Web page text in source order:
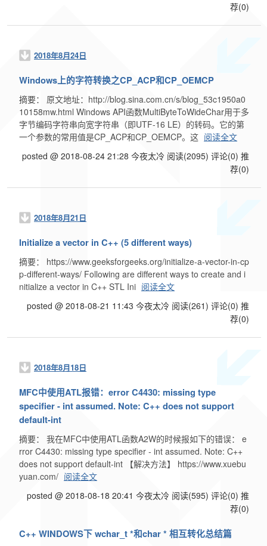
荐(0)
2018年8月24日
Windows上的字符转换之CP_ACP和CP_OEMCP
摘要： 原文地址：http://blog.sina.com.cn/s/blog_53c1950a0
10158mw.html Windows API函数MultiByteToWideChar用于多
字节编码字符串向宽字符串（即UTF-16 LE）的转码。它的第
一个参数的常用值是CP_ACP和CP_OEMCP。这 阅读全文
posted @ 2018-08-24 21:28 今夜太冷 阅读(2095) 评论(0) 推
荐(0)
2018年8月21日
Initialize a vector in C++ (5 different ways)
摘要： https://www.geeksforgeeks.org/initialize-a-vector-in-cp
p-different-ways/ Following are different ways to create and i
nitialize a vector in C++ STL Ini 阅读全文
posted @ 2018-08-21 11:43 今夜太冷 阅读(261) 评论(0) 推
荐(0)
2018年8月18日
MFC中使用ATL报错：error C4430: missing type
specifier - int assumed. Note: C++ does not support
default-int
摘要： 我在MFC中使用ATL函数A2W的时候报如下的错误： e
rror C4430: missing type specifier - int assumed. Note: C++
does not support default-int 【解决方法】 https://www.xuebu
yuan.com/ 阅读全文
posted @ 2018-08-18 20:41 今夜太冷 阅读(595) 评论(0) 推
荐(0)
C++ WINDOWS下 wchar_t *和char * 相互转化总结篇